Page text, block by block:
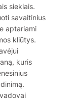
siekiais.
savaitinius
aptariami
kliūtys.
kuris